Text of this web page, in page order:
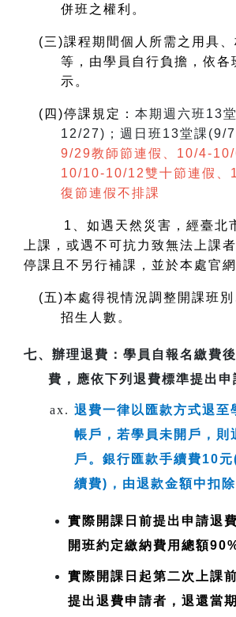
併班之權利。
(三)課程期間個人所需之用具
等，由學員自行負擔，依各
示。
( 四)停課規定： 本期週六班13
12/27)；週日班13堂課(9/
9/29教師節連假、10/4-10/
10/10-10/12雙十節連假
復節連假不排課
1
、如遇天然災害，經臺北
上課，或遇不可抗力致無法上課
停課且不另行補課，並於本處官網
(五)本處得視情況調整開課班別
招生人數。
七、 辦理退費 ：學員自報名繳費
費，應依下列退費標準提出申
退費一律以匯款方式退至
帳戶，若學員未開戶，則
戶。銀行匯款手續費10
續費)，由退款金額中扣除
實際開課日前提出申請退
開班約定繳納費用總額90%
實際開課日起第二次上課
提出退費申請者，退還當